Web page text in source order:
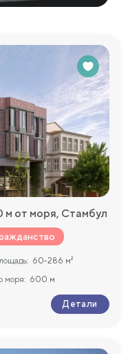
м от моря, Стамбул
60-286 м²
моря: 600 м
Детали